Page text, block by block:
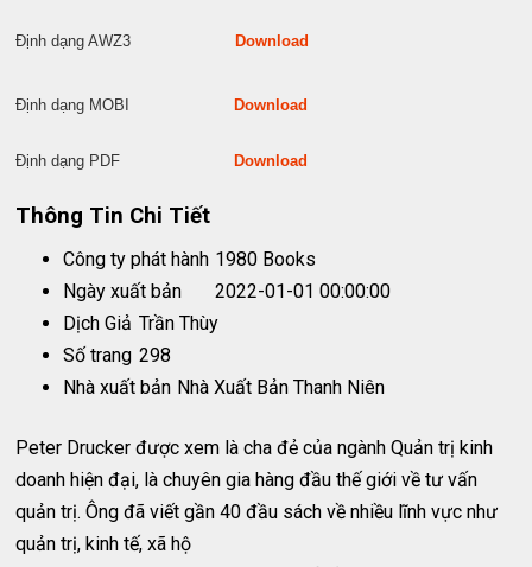
Định dạng AWZ3 Download
Định dạng MOBI Download
Định dạng PDF Download
Thông Tin Chi Tiết
Công ty phát hành 1980 Books
Ngày xuất bản
2022-01-01 00:00:00
Dịch Giả Trần Thùy
Số trang 298
Nhà xuất bản Nhà Xuất Bản Thanh Niên
Peter Drucker được xem là cha đẻ của ngành Quản trị kinh
doanh hiện đại, là chuyên gia hàng đầu thế giới về tư vấn
quản trị. Ông đã viết gần 40 đầu sách về nhiều lĩnh vực như
quản trị, kinh tế, xã hộ